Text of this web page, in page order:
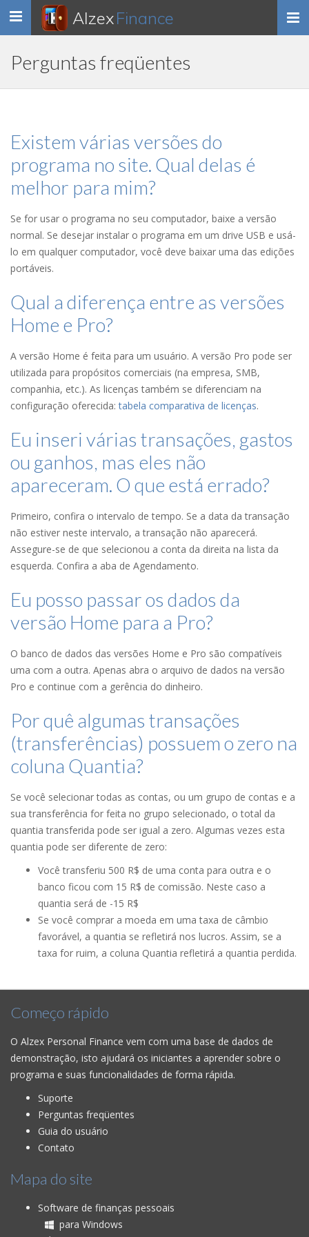
Toggle
navigation
AlzexFinance
Perguntas freqüentes
Existem várias versões do
programa no site. Qual delas é
melhor para mim?
Se for usar o programa no seu computador, baixe a versão
normal. Se desejar instalar o programa em um drive USB e usá-
lo em qualquer computador, você deve baixar uma das edições
portáveis.
Qual a diferença entre as versões
Home e Pro?
A versão Home é feita para um usuário. A versão Pro pode ser
utilizada para propósitos comerciais (na empresa, SMB,
companhia, etc.). As licenças também se diferenciam na
configuração oferecida:tabela comparativa de licenças.
Eu inseri várias transações, gastos
ou ganhos, mas eles não
apareceram. O que está errado?
Primeiro, confira o intervalo de tempo. Se a data da transação
não estiver neste intervalo, a transação não aparecerá.
Assegure-se de que selecionou a conta da direita na lista da
esquerda. Confira a aba de Agendamento.
Eu posso passar os dados da
versão Home para a Pro?
O banco de dados das versões Home e Pro são compatíveis
uma com a outra. Apenas abra o arquivo de dados na versão
Pro e continue com a gerência do dinheiro.
Por quê algumas transações
(transferências) possuem o zero na
coluna Quantia?
Se você selecionar todas as contas, ou um grupo de contas e a
sua transferência for feita no grupo selecionado, o total da
quantia transferida pode ser igual a zero. Algumas vezes esta
quantia pode ser diferente de zero:
Você transferiu 500 R$ de uma conta para outra e o
banco ficou com 15 R$ de comissão. Neste caso a
quantia será de -15 R$
Se você comprar a moeda em uma taxa de câmbio
favorável, a quantia se refletirá nos lucros. Assim, se a
taxa for ruim, a coluna Quantia refletirá a quantia perdida.
Começo rápido
O Alzex Personal Finance vem com uma base de dados de
demonstração, isto ajudará os iniciantes a aprender sobre o
programa e suas funcionalidades de forma rápida.
Suporte
Perguntas freqüentes
Guia do usuário
Contato
Mapa do site
Software de finanças pessoais
para Windows